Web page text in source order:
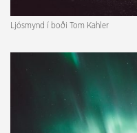
Ljósmynd í boði Tom Kahler